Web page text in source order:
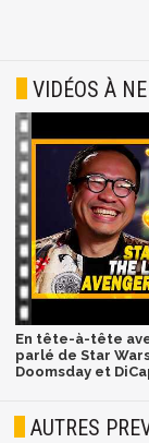
VIDÉOS À
En tête-à-tête
parlé de Star
Doomsday et
AUTRES